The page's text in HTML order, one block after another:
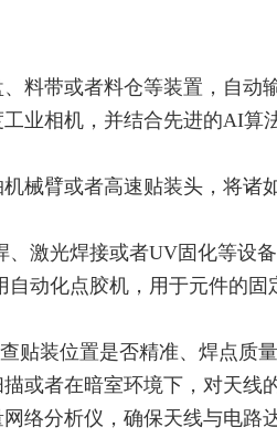
料带或者料仓等装置，自动
业相机，并结合先进的AI算
械臂或者高速贴装头，将诸
激光焊接或者UV固化等设
动化点胶机，用于元件的固
贴装位置是否精准、焊点质
或者在暗室环境下，对天线
络分析仪，确保天线与电路